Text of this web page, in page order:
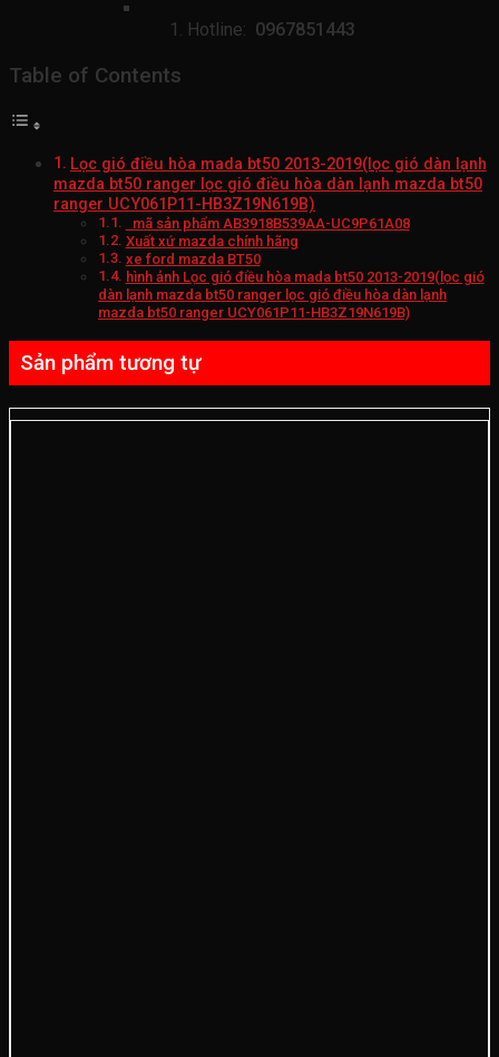
Hotline: 0967851443
Table of Contents
Lọc gió điều hòa mada bt50 2013-2019(lọc gió dàn lạnh
mazda bt50 ranger lọc gió điều hòa dàn lạnh mazda bt50
ranger UCY061P11-HB3Z19N619B)
mã sản phẩm AB3918B539AA-UC9P61A08
Xuất xứ mazda chính hãng
xe ford mazda BT50
hình ảnh Lọc gió điều hòa mada bt50 2013-2019(lọc gió
dàn lạnh mazda bt50 ranger lọc gió điều hòa dàn lạnh
mazda bt50 ranger UCY061P11-HB3Z19N619B)
Sản phẩm tương tự